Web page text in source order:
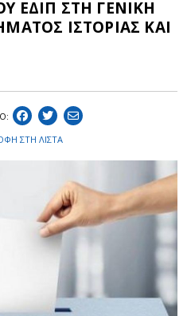
ΕΔΙΠ ΣΤΗ ΓΕΝΙΚΗ
ΙΣΤΟΡΙΑΣ ΚΑΙ
ΣΤΗ ΛΙΣΤΑ